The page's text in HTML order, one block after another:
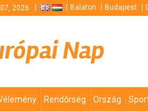
2026 Balaton Budapest
Nap
Rendőrség Ország